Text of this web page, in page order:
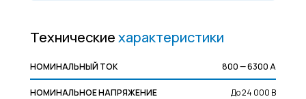
Техническиехарактеристики
НОМИНАЛЬНЫЙ ТОК
НОМИНАЛЬНОЕ НАПРЯЖЕНИЕ
800 — 6300 А
До 24 000 В